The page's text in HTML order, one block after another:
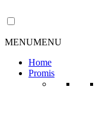
MENUMENU
Home
Promis